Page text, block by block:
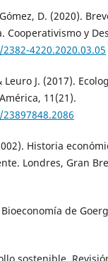
D. (2020).
Cooperativismo y
4220.2020.03.05
Leuro J. (2017).
11(21).
Historia
Londres, Gran
de